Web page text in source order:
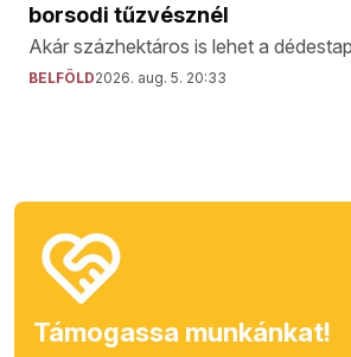
borsodi tűzvésznél
Akár százhektáros is lehet a
BELFÖLD2026. aug. 5. 20:33
Támogassa munkánkat!